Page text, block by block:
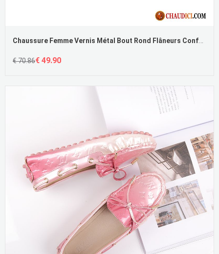
Chaussure Femme Vernis Métal Bout Rond Flâneurs Confortable Derbies
€ 70.86€ 49.90